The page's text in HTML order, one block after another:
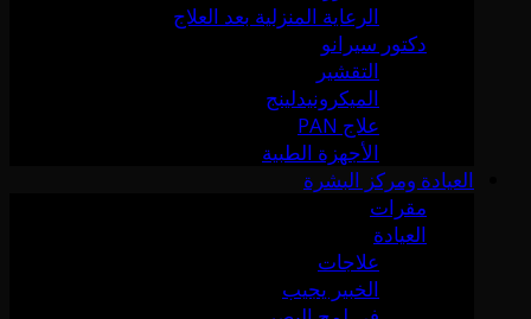
الرعاية المنزلية بعد العلاج
دكتور سيرانو
التقشير
الميكرونيدلينج
علاج PAN
الأجهزة الطبية
العيادة ومركز البشرة
مقرات
العيادة
علاجات
الخبير يجيب